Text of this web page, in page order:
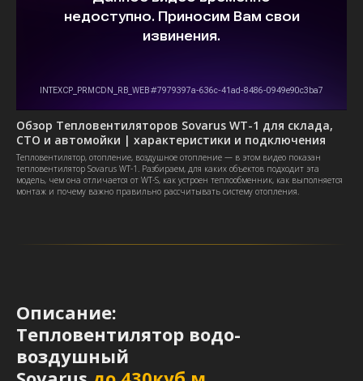
Обзор Тепловентиляторов Sovarus WT-1 для склада,
СТО и автомойки | характеристики и подключения
Тепловентилятор, отопление, воздушное отопление — в этом видео показан
тепловентилятор Sovarus WT-1. Разбираем, для каких объектов подходит эта
модель, чем она отличается от WT-S, как устроен теплообменник, как выполняется
монтаж и почему важно правильно рассчитывать систему отопления.
Описание:
Тепловентилятор водо-
воздушный